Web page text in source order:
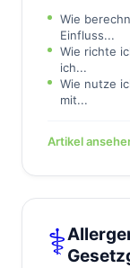
Wie
Einfluss...
Wie richte
ich...
Wie nutze
mit...
Artikel
⚕️